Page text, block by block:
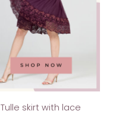
Tulle skirt with lace